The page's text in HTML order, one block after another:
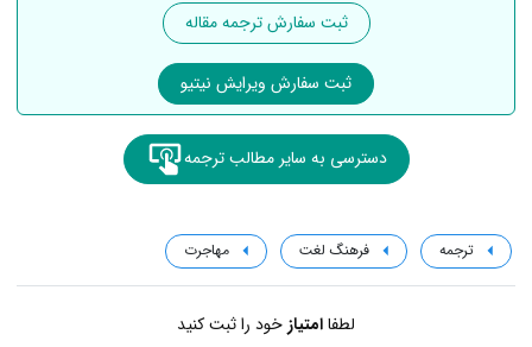
ثبت سفارش ترجمه مقاله
ثبت سفارش ویرایش نیتیو
دسترسی به سایر مطالب ترجمه
ترجمه فرهنگ لغت مهاجرت
لطفاامتیاز خود را ثبت کنید